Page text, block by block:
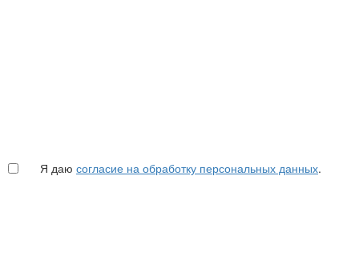
Я даю согласие на обработку персональных данных.